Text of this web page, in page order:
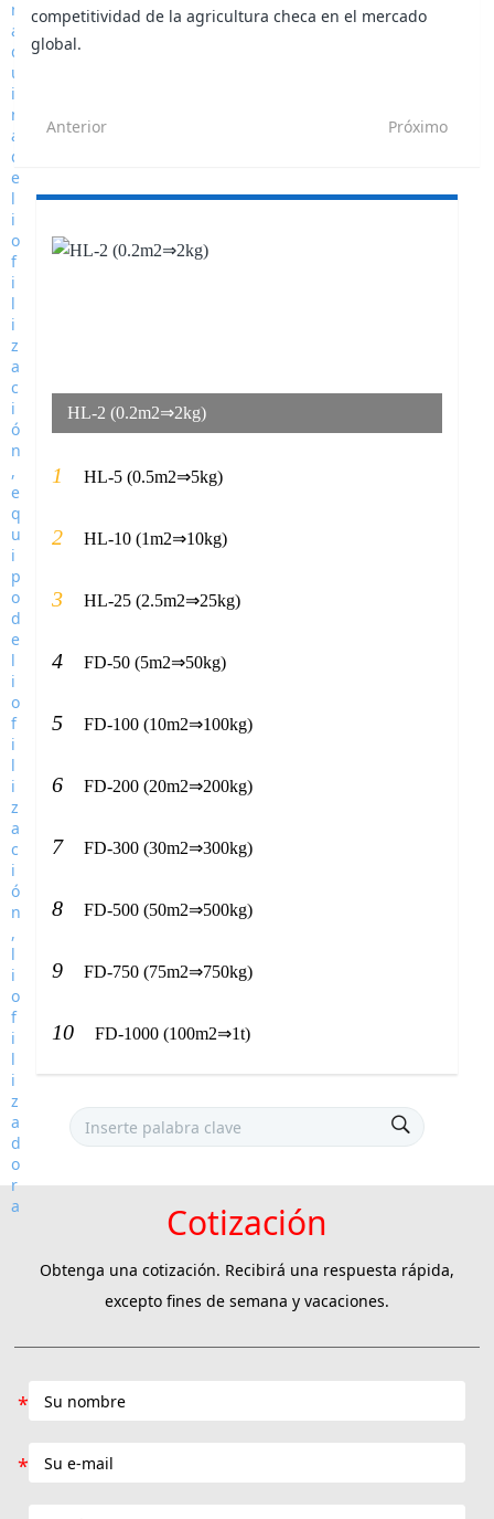
competitividad de la agricultura checa en el mercado
global.
Anterior Próximo
HL-2 (0.2m2⇒2kg)
1 HL-5 (0.5m2⇒5kg)
2 HL-10 (1m2⇒10kg)
3 HL-25 (2.5m2⇒25kg)
4 FD-50 (5m2⇒50kg)
5 FD-100 (10m2⇒100kg)
6 FD-200 (20m2⇒200kg)
7 FD-300 (30m2⇒300kg)
8 FD-500 (50m2⇒500kg)
9 FD-750 (75m2⇒750kg)
10 FD-1000 (100m2⇒1t)
Cotización
Obtenga una cotización. Recibirá una respuesta rápida,
excepto fines de semana y vacaciones.